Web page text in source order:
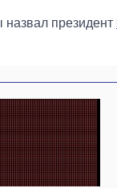
президент